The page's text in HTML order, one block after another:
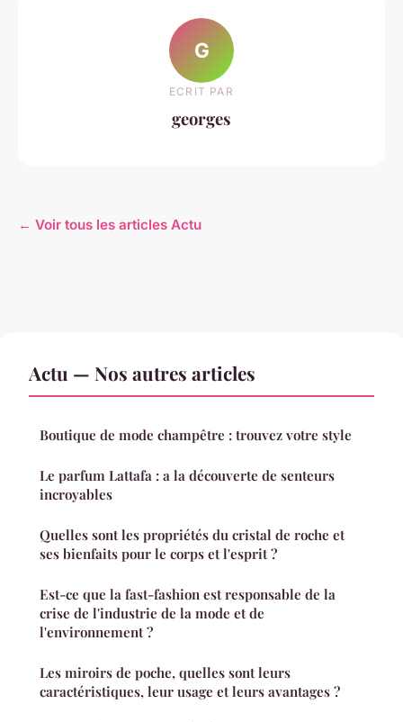
G
ECRIT PAR
georges
← Voir tous les articles Actu
Actu — Nos autres articles
Boutique de mode champêtre : trouvez votre style
Le parfum Lattafa : a la découverte de senteurs
incroyables
Quelles sont les propriétés du cristal de roche et
ses bienfaits pour le corps et l'esprit ?
Est-ce que la fast-fashion est responsable de la
crise de l'industrie de la mode et de
l'environnement ?
Les miroirs de poche, quelles sont leurs
caractéristiques, leur usage et leurs avantages ?